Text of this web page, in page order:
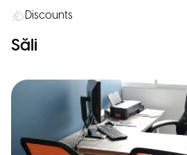
Discounts
Săli